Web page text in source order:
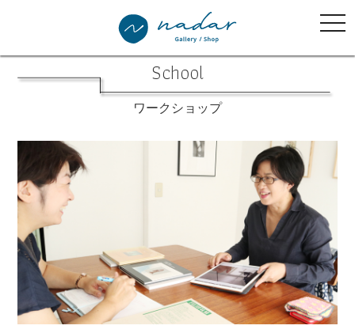
School
ワークショップ